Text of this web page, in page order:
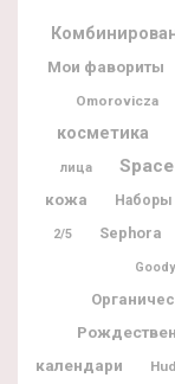
Мои фавориты
Omorovicza
косметика
лица
кожа
Наборы
2/5 Sephora
календари